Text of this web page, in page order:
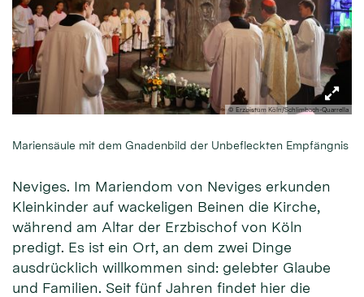
© Erzbistum Köln/Schlimbach-Quarrella
Mariensäule mit dem Gnadenbild der Unbefleckten Empfängnis
Neviges. Im Mariendom von Neviges erkunden
Kleinkinder auf wackeligen Beinen die Kirche,
während am Altar der Erzbischof von Köln
predigt. Es ist ein Ort, an dem zwei Dinge
ausdrücklich willkommen sind: gelebter Glaube
und Familien. Seit fünf Jahren findet hier die